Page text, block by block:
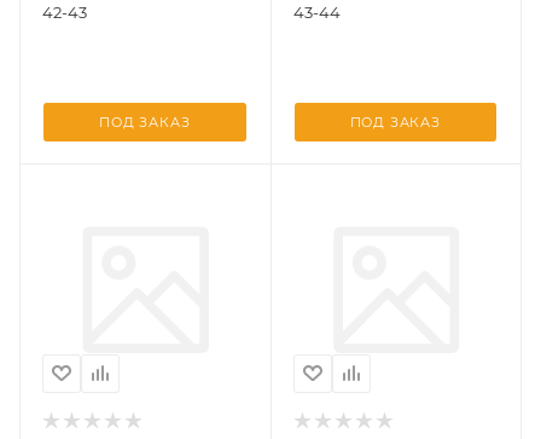
42-43
ПОД ЗАКАЗ
43-44
ПОД ЗАКАЗ